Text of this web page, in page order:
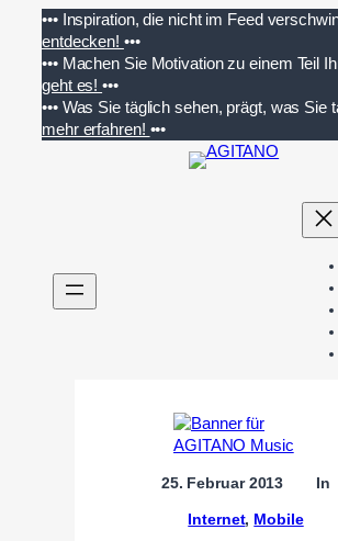
Inhalt
springen
••• Inspiration, die nicht im Feed
entdecken! •••
••• Machen Sie Motivation zu einem Teil
geht es!•••
••• Was Sie täglich sehen, prägt, was Sie
mehr erfahren! •••
25. Februar 2013 In
Internet, Mobile